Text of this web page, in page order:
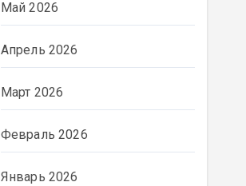
Май 2026
Апрель 2026
Март 2026
Февраль 2026
Январь 2026